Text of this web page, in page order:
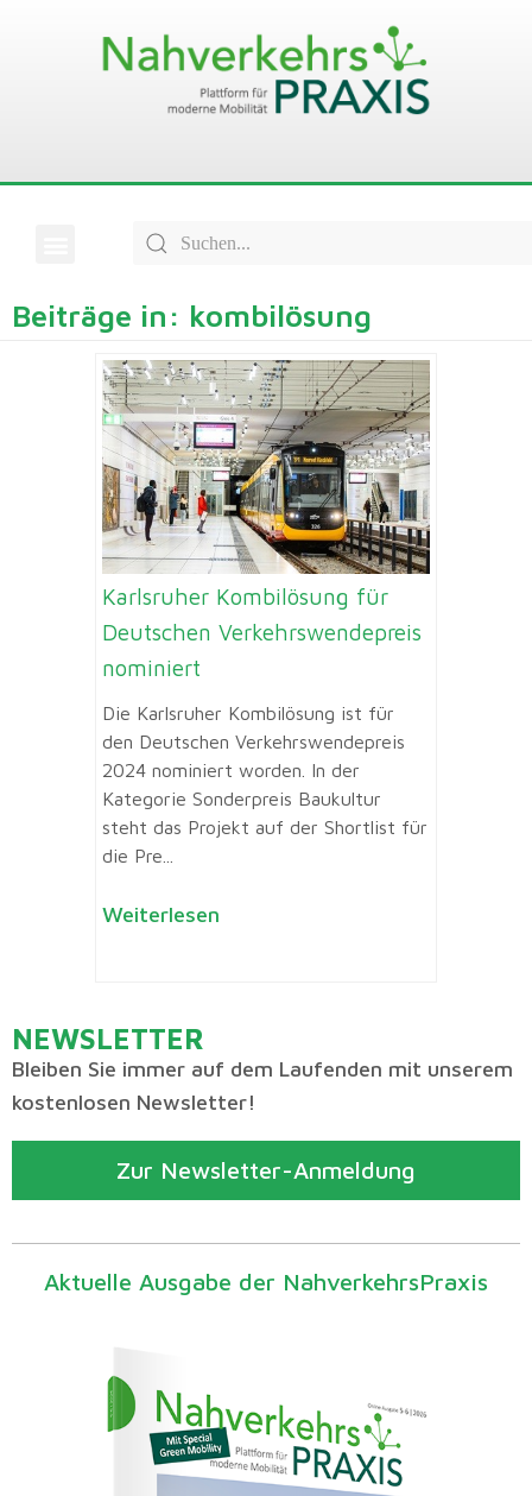
Beiträge in: kombilösung
Karlsruher Kombilösung für
Deutschen Verkehrswendepreis
nominiert
Die Karlsruher Kombilösung ist für
den Deutschen Verkehrswendepreis
2024 nominiert worden. In der
Kategorie Sonderpreis Baukultur
steht das Projekt auf der Shortlist für
die Pre...
Weiterlesen
NEWSLETTER
Bleiben Sie immer auf dem Laufenden mit unserem
kostenlosen Newsletter!
Zur Newsletter-Anmeldung
Aktuelle Ausgabe der NahverkehrsPraxis